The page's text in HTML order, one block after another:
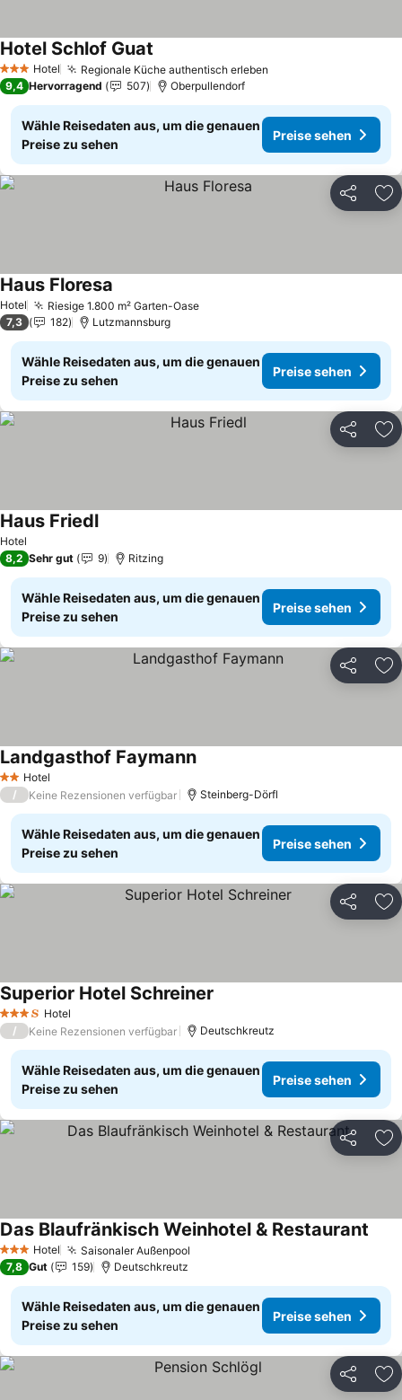
3 SterneHotel Regionale Küche authentisch erleben
Hotel Schlof Guat
9,4 Hervorragend 507 Oberpullendorf
Wähle Reisedaten aus, um die genauen
Preise zu sehen
Preise sehen
Teilen
Hotel Riesige 1.800 m² Garten-Oase
Haus Floresa
7,3 182 Lutzmannsburg
Wähle Reisedaten aus, um die genauen
Preise zu sehen
Preise sehen
Teilen
Hotel
Haus Friedl
8,2 Sehr gut 9 Ritzing
Wähle Reisedaten aus, um die genauen
Preise zu sehen
Preise sehen
Teilen
2 Sterne
Hotel
Landgasthof Faymann
/ Keine Rezensionen verfügbar Steinberg-Dörfl
Wähle Reisedaten aus, um die genauen
Preise zu sehen
Preise sehen
Teilen
3 Sterne Hotel
Superior Hotel Schreiner
/ Keine Rezensionen verfügbar Deutschkreutz
Wähle Reisedaten aus, um die genauen
Preise zu sehen
Preise sehen
Teilen
3 SterneHotel Saisonaler Außenpool
Das Blaufränkisch Weinhotel & Restaurant
7,8 Gut 159 Deutschkreutz
Wähle Reisedaten aus, um die genauen
Preise zu sehen
Preise sehen
Teilen